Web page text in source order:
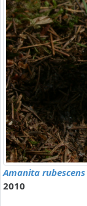
Amanita rubescens
2010